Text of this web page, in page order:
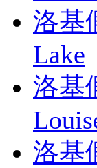
洛基
Lake
洛基
洛基